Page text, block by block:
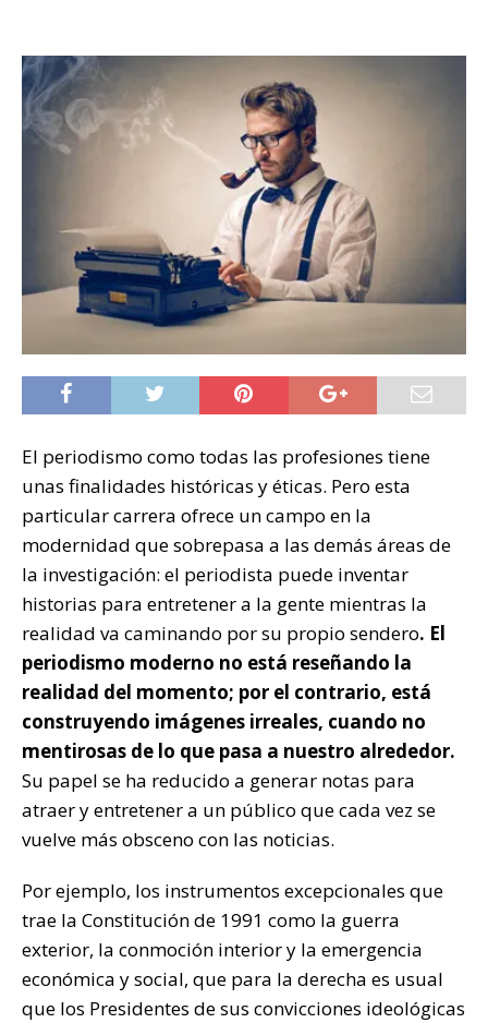
El periodismo como todas las profesiones tiene
unas finalidades históricas y éticas. Pero esta
particular carrera ofrece un campo en la
modernidad que sobrepasa a las demás áreas de
la investigación: el periodista puede inventar
historias para entretener a la gente mientras la
realidad va caminando por su propio sendero. El
periodismo moderno no está reseñando la
realidad del momento; por el contrario, está
construyendo imágenes irreales, cuando no
mentirosas de lo que pasa a nuestro alrededor.
Su papel se ha reducido a generar notas para
atraer y entretener a un público que cada vez se
vuelve más obsceno con las noticias.
Por ejemplo, los instrumentos excepcionales que
trae la Constitución de 1991 como la guerra
exterior, la conmoción interior y la emergencia
económica y social, que para la derecha es usual
que los Presidentes de sus convicciones ideológicas